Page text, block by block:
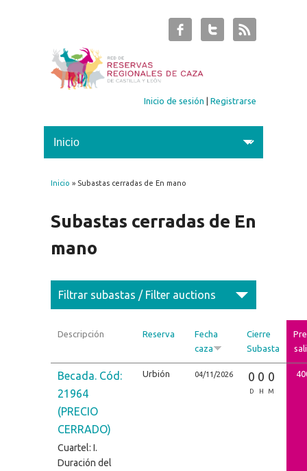
Inicio de sesión |Registrarse
Se encuentra usted aquí
Inicio » Subastas cerradas de En mano
Subastas cerradas de En
mano
Filtrar subastas / Filter auctions
Descripción Reserva
Fecha
caza
Cierre
Subasta
Becada. Cód:
21964
(PRECIO
CERRADO)
Cuartel: I.
Duración del
Urbión 04/11/2026 0
D
0
H
0
M